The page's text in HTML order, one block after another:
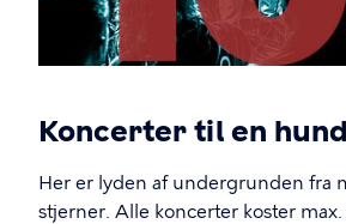
Koncerter til en hund
Her er lyden af undergrunden fra
stjerner. Alle koncerter koster max.